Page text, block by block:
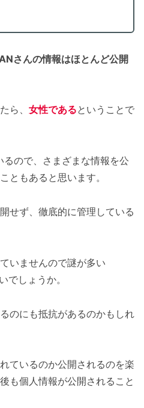
さんの情報はほとんど公開
ら、 女性であるということで
ので、さまざまな情報を公
ともあると思います。
せず、徹底的に管理している
いませんので謎が多い
でしょうか。
のにも抵抗があるのかもしれ
ているのか公開されるのを楽
も個人情報が公開されること